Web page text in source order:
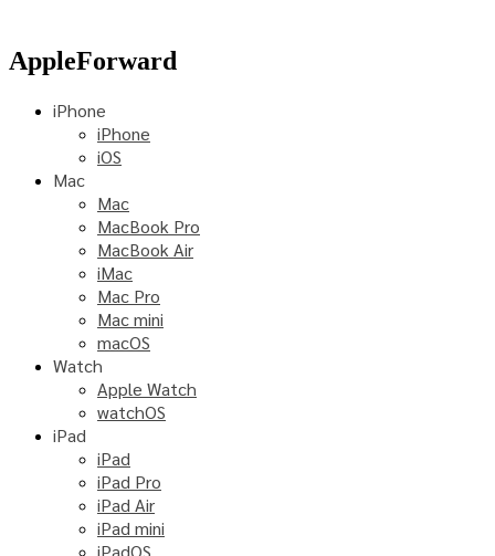
AppleForward
iPhone
iPhone
iOS
Mac
Mac
MacBook Pro
MacBook Air
iMac
Mac Pro
Mac mini
macOS
Watch
Apple Watch
watchOS
iPad
iPad
iPad Pro
iPad Air
iPad mini
iPadOS